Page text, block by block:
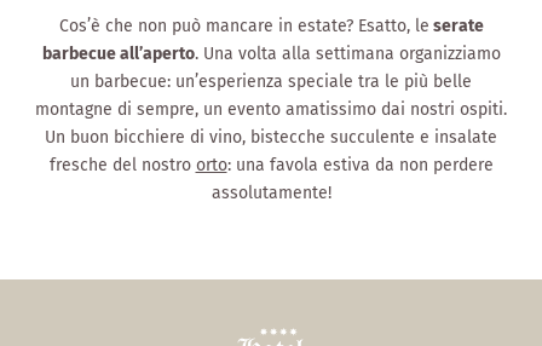
Cos’è che non può mancare in estate? Esatto, le serate
barbecue all’aperto. Una volta alla settimana organizziamo
un barbecue: un’esperienza speciale tra le più belle
montagne di sempre, un evento amatissimo dai nostri ospiti.
Un buon bicchiere di vino, bistecche succulente e insalate
fresche del nostro orto: una favola estiva da non perdere
assolutamente!